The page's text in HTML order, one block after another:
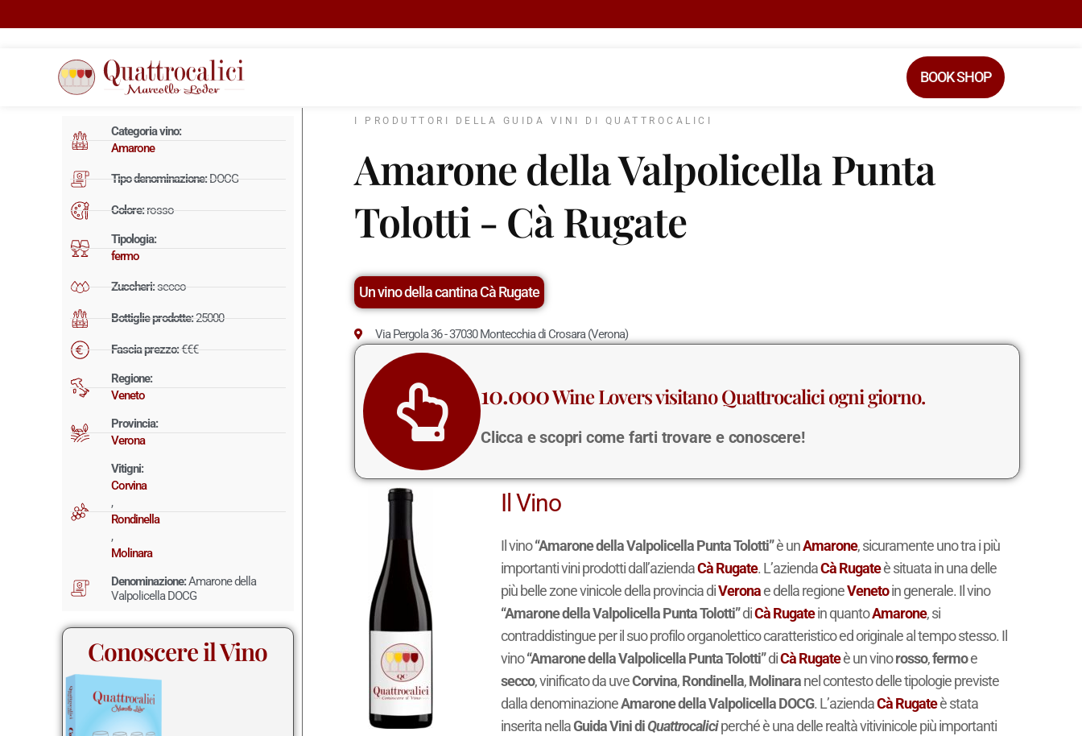
BOOK SHOP
Categoria vino:
Amarone
Tipo denominazione:DOCG
Colore:rosso
Tipologia:
fermo
Zuccheri:secco
Bottiglie prodotte:25000
Fascia prezzo:€€€
Regione:
Veneto
Provincia:
Verona
Vitigni:
Corvina
,
Rondinella
,
Molinara
Denominazione:Amarone della
Valpolicella DOCG
Conoscere il Vino
I PRODUTTORI DELLA GUIDA VINI DI QUATTROCALICI
Amarone della Valpolicella Punta
Tolotti - Cà Rugate
Un vino della cantina Cà Rugate
Via Pergola 36 - 37030 Montecchia di Crosara (Verona)
10.000Wine Lovers visitano Quattrocalici ogni giorno.
Clicca e scopri come farti trovare e conoscere!
Il Vino
Il vino“Amarone della Valpolicella Punta Tolotti”è unAmarone, sicuramente uno tra i più
importanti vini prodotti dall’aziendaCà Rugate. L’aziendaCà Rugateè situata in una delle
più belle zone vinicole della provincia diVeronae della regioneVenetoin generale. Il vino
“Amarone della Valpolicella Punta Tolotti”diCà Rugatein quantoAmarone, si
contraddistingue per il suo profilo organolettico caratteristico ed originale al tempo stesso. Il
vino“Amarone della Valpolicella Punta Tolotti”diCà Rugateè un vinorosso,fermoe
secco, vinificato da uveCorvina,Rondinella,Molinaranel contesto delle tipologie previste
dalla denominazioneAmarone della Valpolicella DOCG. L’aziendaCà Rugateè stata
inserita nellaGuida Vini diQuattrocaliciperché è una delle realtà vitivinicole più importanti